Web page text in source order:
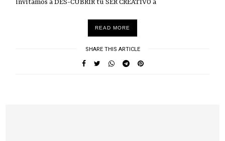
invitamos a DES-CUBRIR tu SER CREATIVO a
READ MORE
SHARE THIS ARTICLE